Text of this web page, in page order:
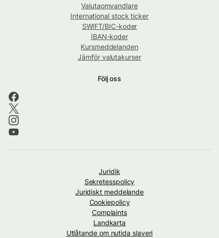
Valutaomvandlare
International stock ticker
SWIFT/BIC-koder
IBAN-koder
Kursmeddelanden
Jämför valutakurser
Följ oss
Juridik
Sekretesspolicy
Juridiskt meddelande
Cookiepolicy
Complaints
Landkarta
Utlåtande om nutida slaveri